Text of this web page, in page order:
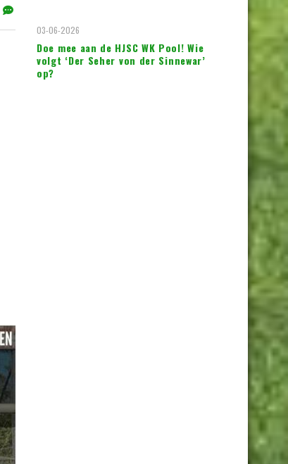
Doe mee aan de HJSC WK Pool! Wie
volgt ‘Der Seher von der Sinnewar’
op?
03-06-2026